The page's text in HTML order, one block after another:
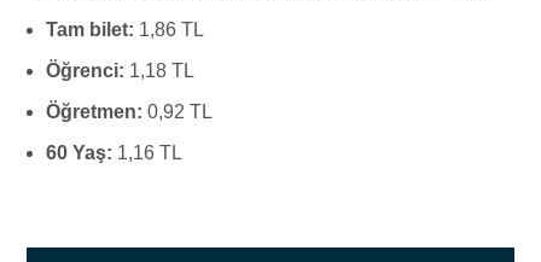
Tam bilet: 1,86 TL
Öğrenci: 1,18 TL
Öğretmen: 0,92 TL
60 Yaş: 1,16 TL